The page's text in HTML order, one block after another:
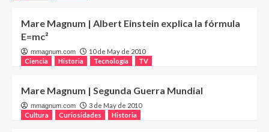
Mare Magnum | Albert Einstein explica la fórmula
E=mc²
mmagnum.com
10 de May de 2010
Ciencia
Historia Tecnología TV
Mare Magnum | Segunda Guerra Mundial
mmagnum.com
3 de May de 2010
Cultura
Curiosidades Historia